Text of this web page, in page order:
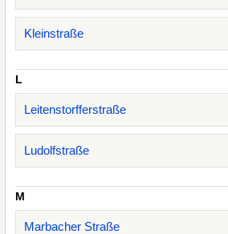
Kleinstraße
L
Leitenstorfferstraße
Ludolfstraße
M
Marbacher Straße